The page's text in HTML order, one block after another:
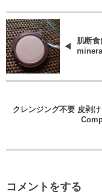
肌断
クレンジング不要 皮剥
コメントをする